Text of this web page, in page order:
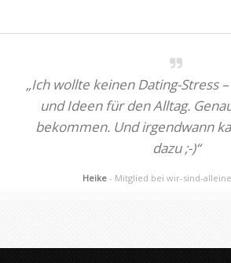
„Ich wollte keinen Dating-Stress
und Ideen für den Alltag.
bekommen. Und irgendwann
dazu ;-)“
Heike - Mitglied bei wir-sind-